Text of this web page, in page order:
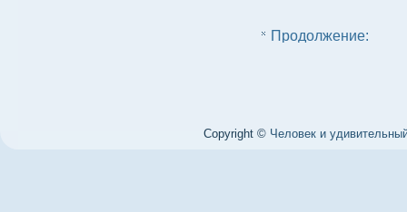
Продолжение:
Copyright © Человек и